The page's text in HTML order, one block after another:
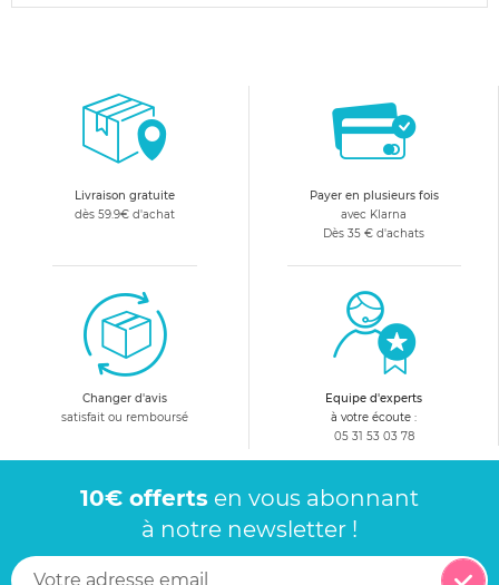
Livraison gratuite
dès 59.9€ d'achat
Payer en plusieurs fois
avec Klarna
Dès 35 € d'achats
Changer d'avis
satisfait ou remboursé
Equipe d'experts
à votre écoute :
05 31 53 03 78
10€ offerts en vous abonnant
à notre newsletter !